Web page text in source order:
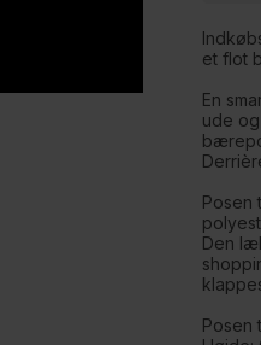
et flot
En
ude
Posen
Den
Posen